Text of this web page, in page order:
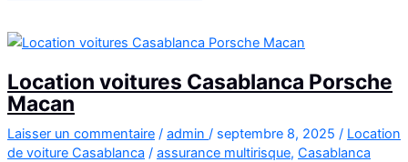
Audi
Location voitures Casablanca Porsche
Macan
Laisser un commentaire / admin / septembre 8, 2025 / Location
de voiture Casablanca / assurance multirisque, Casablanca